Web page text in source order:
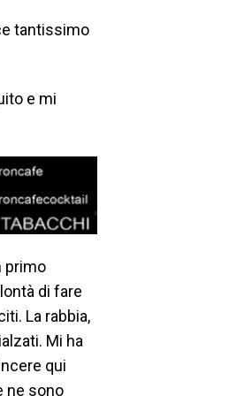
tantissimo
e mi
primo
di fare
La rabbia,
Mi ha
qui
ne sono